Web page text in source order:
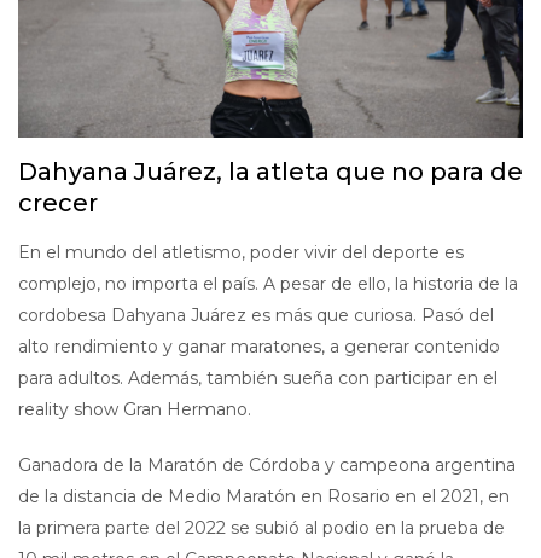
Dahyana Juárez, la atleta que no para de
crecer
En el mundo del atletismo, poder vivir del deporte es
complejo, no importa el país. A pesar de ello, la historia de la
cordobesa Dahyana Juárez es más que curiosa. Pasó del
alto rendimiento y ganar maratones, a generar contenido
para adultos. Además, también sueña con participar en el
reality show Gran Hermano.
Ganadora de la Maratón de Córdoba y campeona argentina
de la distancia de Medio Maratón en Rosario en el 2021, en
la primera parte del 2022 se subió al podio en la prueba de